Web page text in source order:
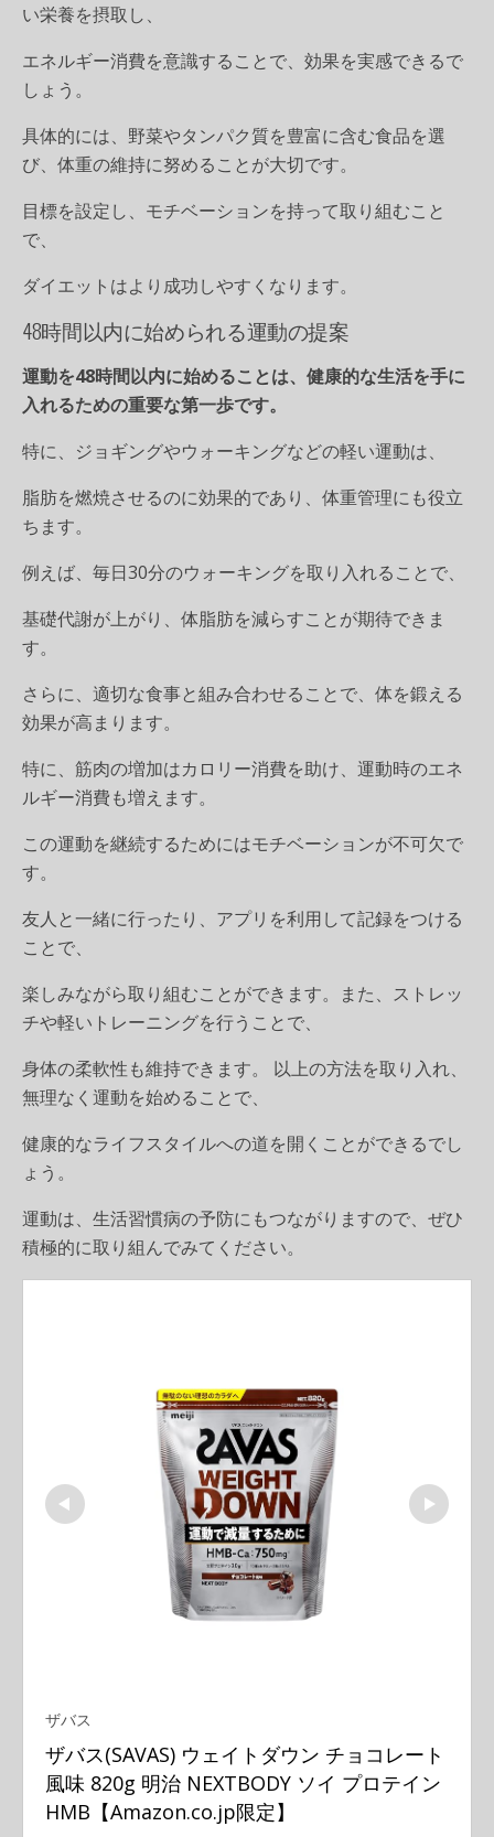
い栄養を摂取し、
エネルギー消費を意識することで、効果を実感できるで
しょう。
具体的には、野菜やタンパク質を豊富に含む食品を選
び、体重の維持に努めることが大切です。
目標を設定し、モチベーションを持って取り組むこと
で、
ダイエットはより成功しやすくなります。
48時間以内に始められる運動の提案
運動を48時間以内に始めることは、健康的な生活を手に
入れるための重要な第一歩です。
特に、ジョギングやウォーキングなどの軽い運動は、
脂肪を燃焼させるのに効果的であり、体重管理にも役立
ちます。
例えば、毎日30分のウォーキングを取り入れることで、
基礎代謝が上がり、体脂肪を減らすことが期待できま
す。
さらに、適切な食事と組み合わせることで、体を鍛える
効果が高まります。
特に、筋肉の増加はカロリー消費を助け、運動時のエネ
ルギー消費も増えます。
この運動を継続するためにはモチベーションが不可欠で
す。
友人と一緒に行ったり、アプリを利用して記録をつける
ことで、
楽しみながら取り組むことができます。また、ストレッ
チや軽いトレーニングを行うことで、
身体の柔軟性も維持できます。 以上の方法を取り入れ、
無理なく運動を始めることで、
健康的なライフスタイルへの道を開くことができるでし
ょう。
運動は、生活習慣病の予防にもつながりますので、ぜひ
積極的に取り組んでみてください。
ザバス
ザバス(SAVAS) ウェイトダウン チョコレート
風味 820g 明治 NEXTBODY ソイ プロテイン
HMB【Amazon.co.jp限定】